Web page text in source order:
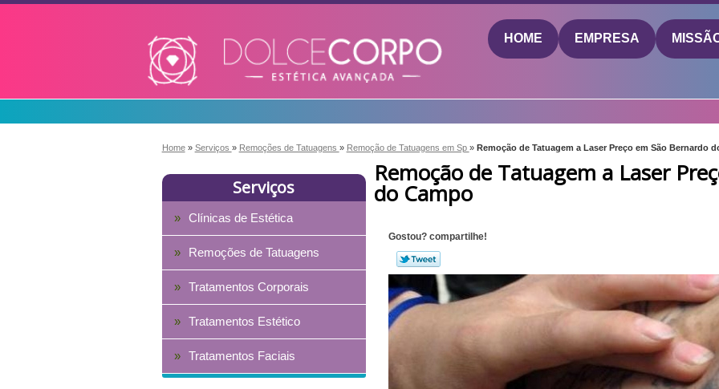
HOME EMPRESA
Home » Serviços » Remoções de Tatuagens » Remoção de Tatuagens em Sp » Remoção de Tatuagem a Laser Preço em São Bernardo
Serviços
Clínicas de Estética
Remoções de Tatuagens
Tratamentos Corporais
Tratamentos Estético
Tratamentos Faciais
Remoção de Tatuagem a Laser
do Campo
Gostou? compartilhe!